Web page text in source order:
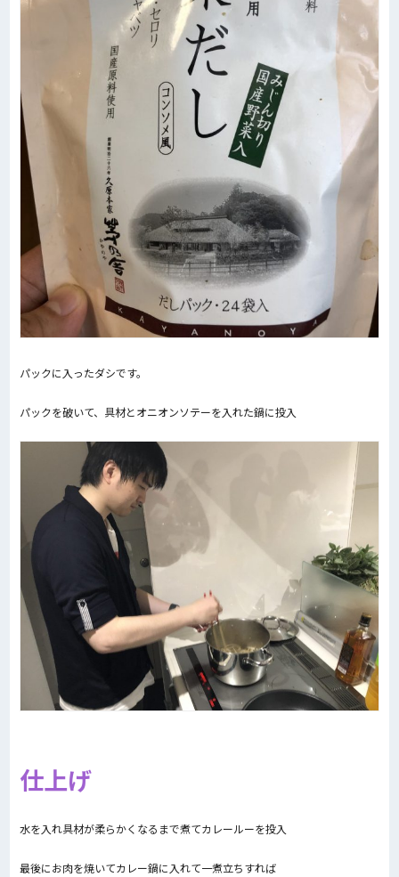
パックに入ったダシです。
パックを破いて、具材とオニオンソテーを入れた鍋に投入
仕上げ
水を入れ具材が柔らかくなるまで煮てカレールーを投入
最後にお肉を焼いてカレー鍋に入れて一煮立ちすれば